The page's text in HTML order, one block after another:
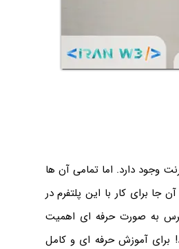
وجود دارد. اما تمامی آن ها
برای کار با این پلتفرم در
به صورت حرفه ای اهمیت
برای آموزش حرفه ای و کامل